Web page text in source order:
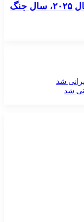
رئیس جدید ستاد ارتش اسرائیل: سال ۲۰۲۵، سال جنگ
شد